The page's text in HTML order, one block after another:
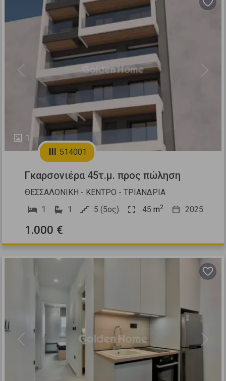
1
Previous Next
514001
Γκαρσονιέρα 45τ.μ. προς πώληση
ΘΕΣΣΑΛΟΝΙΚΗ - ΚΕΝΤΡΟ - ΤΡΙΑΝΔΡΙΑ
1
1 5 (5ος) 45 m2 2025
1.000 €
Previous Next